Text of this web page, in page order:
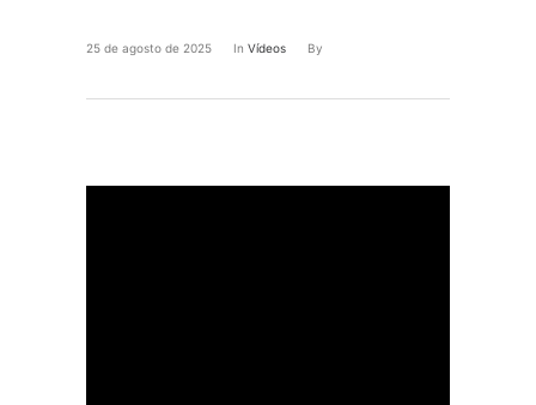
25 de agosto de 2025 In Vídeos By